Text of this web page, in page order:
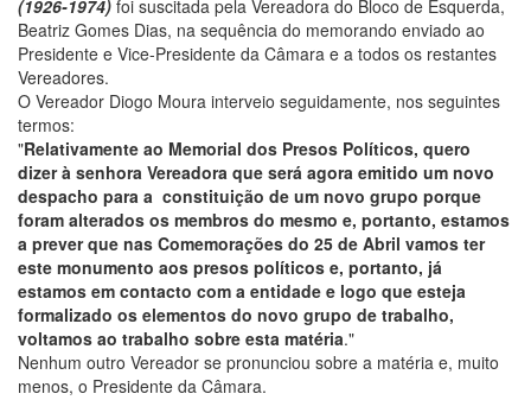
(1926-1974) foi suscitada pela Vereadora do Bloco de Esquerda,
Beatriz Gomes Dias, na sequência do memorando enviado ao
Presidente e Vice-Presidente da Câmara e a todos os restantes
Vereadores.
O Vereador Diogo Moura interveio seguidamente, nos seguintes
termos:
"Relativamente ao Memorial dos Presos Políticos, quero
dizer à senhora Vereadora que será agora emitido um novo
despacho para a constituição de um novo grupo porque
foram alterados os membros do mesmo e, portanto, estamos
a prever que nas Comemorações do 25 de Abril vamos ter
este monumento aos presos políticos e, portanto, já
estamos em contacto com a entidade e logo que esteja
formalizado os elementos do novo grupo de trabalho,
voltamos ao trabalho sobre esta matéria."
Nenhum outro Vereador se pronunciou sobre a matéria e, muito
menos, o Presidente da Câmara.